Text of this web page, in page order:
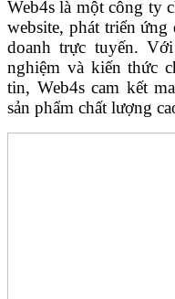
Web4s là một công ty
website, phát triển
doanh trực tuyến.
nghiệm và kiến thức
tin, Web4s cam kết
sản phẩm chất lượng